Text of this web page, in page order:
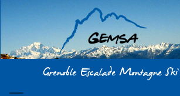
Aller au
Grenoble Escalade Montagne